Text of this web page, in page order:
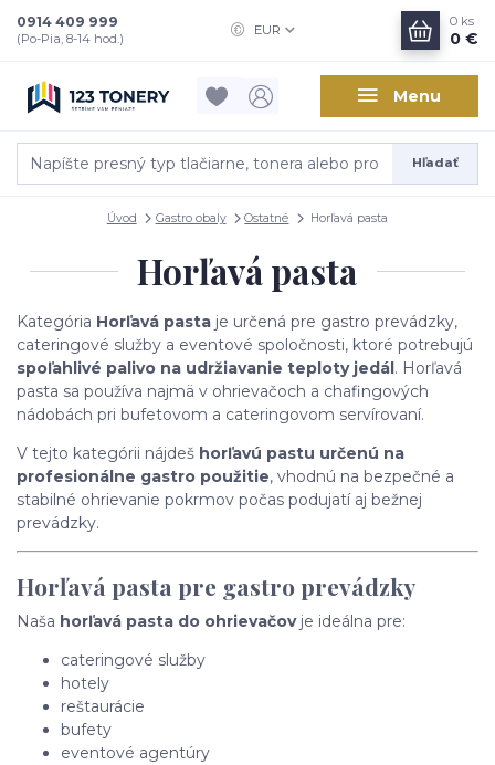
Menu
EUR
Hľadať
0914 409 999
(Po-Pia, 8-14 hod.)
0 ks
0 €
Úvod Gastro obaly Ostatné Horľavá pasta
Horľavá pasta
Kategória Horľavá pasta je určená pre gastro prevádzky,
cateringové služby a eventové spoločnosti, ktoré potrebujú
spoľahlivé palivo na udržiavanie teploty jedál. Horľavá
pasta sa používa najmä v ohrievačoch a chafingových
nádobách pri bufetovom a cateringovom servírovaní.
V tejto kategórii nájdeš horľavú pastu určenú na
profesionálne gastro použitie, vhodnú na bezpečné a
stabilné ohrievanie pokrmov počas podujatí aj bežnej
prevádzky.
Horľavá pasta pre gastro prevádzky
Naša horľavá pasta do ohrievačovje ideálna pre:
cateringové služby
hotely
reštaurácie
bufety
eventové agentúry